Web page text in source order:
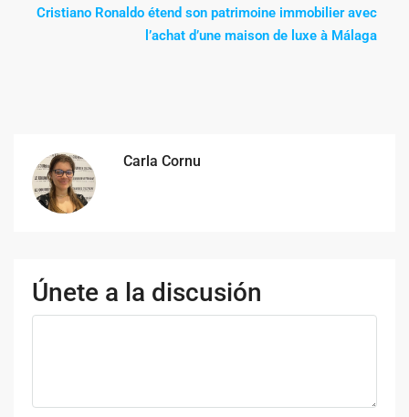
Cristiano Ronaldo étend son patrimoine immobilier avec
l’achat d’une maison de luxe à Málaga
Carla Cornu
Únete a la discusión